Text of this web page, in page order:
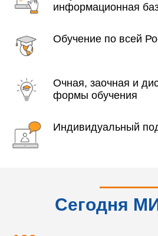
информационная
Обучение по всей
Очная, заочная и
формы обучения
Индивидуальный
Сегодня